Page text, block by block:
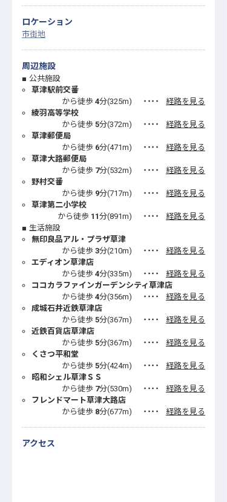
ロケーション
市街地
周辺施設
公共施設
草津駅前交番
から徒歩 4分(325m) ・・・・
経路を見る
綾羽高等学校
から徒歩 5分(372m) ・・・・
経路を見る
草津郵便局
から徒歩 6分(471m) ・・・・
経路を見る
草津大路郵便局
から徒歩 7分(532m) ・・・・
経路を見る
野村交番
から徒歩 9分(717m) ・・・・
経路を見る
草津第二小学校
から徒歩 11分(891m) ・・・・
経路を見る
生活施設
無印良品アル・プラザ草津
から徒歩 3分(210m) ・・・・
経路を見る
エディオン草津店
から徒歩 4分(335m) ・・・・
経路を見る
ココカラファインガーデンシティ草津店
から徒歩 4分(356m) ・・・・
経路を見る
成城石井近鉄草津店
から徒歩 5分(367m) ・・・・
経路を見る
近鉄百貨店草津店
から徒歩 5分(367m) ・・・・
経路を見る
くさつ平和堂
から徒歩 5分(424m) ・・・・
経路を見る
昭和シェル草津ＳＳ
から徒歩 7分(530m) ・・・・
経路を見る
フレンドマート草津大路店
から徒歩 8分(677m) ・・・・ 経路を見る
アクセス